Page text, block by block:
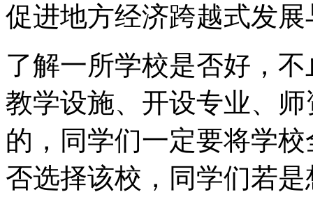
促进地方经济跨越式发
了解一所学校是否好，
教学设施、开设专业、
的，同学们一定要将学
否选择该校，同学们若